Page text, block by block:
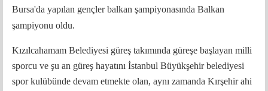
Bursa'da yapılan gençler balkan şampiyonasında Balkan
şampiyonu oldu.
Kızılcahamam Belediyesi güreş takımında güreşe başlayan milli
sporcu ve şu an güreş hayatını İstanbul Büyükşehir belediyesi
spor kulübünde devam etmekte olan, aynı zamanda Kırşehir ahi